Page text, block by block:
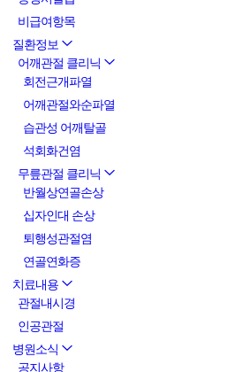
비급여항목
질환정보
어깨관절 클리닉
회전근개파열
어깨관절와순파열
습관성 어깨탈골
석회화건염
무릎관절 클리닉
반월상연골손상
십자인대 손상
퇴행성관절염
연골연화증
치료내용
관절내시경
인공관절
병원소식
공지사항